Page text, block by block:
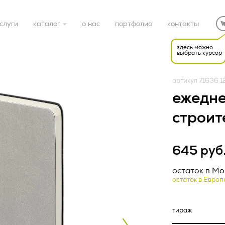
каталог
дом
спорт
подарочные наборы
упаковка
о нас портфолио контакты
здесь можно
выбрать курсор
артикул
645 руб.
остаток в
остаток в
ОФЕРТА (ред.
г.)
Редакция от «26»
персональных